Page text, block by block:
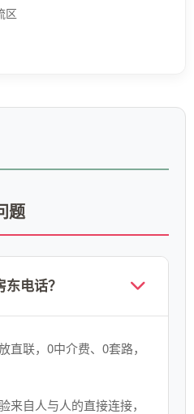
区
题
电话？
直联，0中介费、0套路，
来自人与人的直接连接，